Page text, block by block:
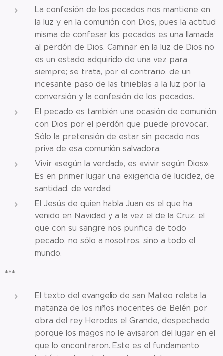
La confesión de los pecados nos mantiene en
la luz y en la comunión con Dios, pues la actitud
misma de confesar los pecados es una llamada
al perdón de Dios. Caminar en la luz de Dios no
es un estado adquirido de una vez para
siempre; se trata, por el contrario, de un
incesante paso de las tinieblas a la luz por la
conversión y la confesión de los pecados.
El pecado es también una ocasión de comunión
con Dios por el perdón que puede provocar.
Sólo la pretensión de estar sin pecado nos
priva de esa comunión salvadora.
Vivir «según la verdad», es «vivir según Dios».
Es en primer lugar una exigencia de lucidez, de
santidad, de verdad.
El Jesús de quien habla Juan es el que ha
venido en Navidad y a la vez el de la Cruz, el
que con su sangre nos purifica de todo
pecado, no sólo a nosotros, sino a todo el
mundo.
***
El texto del evangelio de san Mateo relata la
matanza de los niños inocentes de Belén por
obra del rey Herodes el Grande, despechado
porque los magos no le avisaron del lugar en el
que lo encontraron. Este es el fundamento